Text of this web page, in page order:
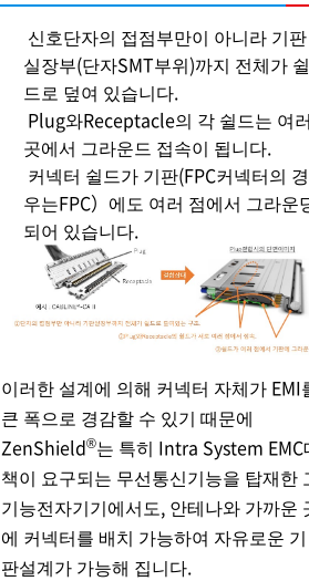
신호단자의 접점부만이 아니라 기판
실장부(단자SMT부위)까지 전체가 쉴
드로 덮여 있습니다.
Plug와Receptacle의 각 쉴드는 여
곳에서 그라운드 접속이 됩니다.
커넥터 쉴드가 기판(FPC커넥터의 경
우는FPC）에도 여러 점에서 그라운
되어 있습니다.
이러한 설계에 의해 커넥터 자체가 EMI
큰 폭으로 경감할 수 있기 때문에
ZenShield®는 특히 Intra System EMC
책이 요구되는 무선통신기능을 탑재한
기능전자기기에서도, 안테나와 가까운
에 커넥터를 배치 가능하여 자유로운 기
판설계가 가능해 집니다.